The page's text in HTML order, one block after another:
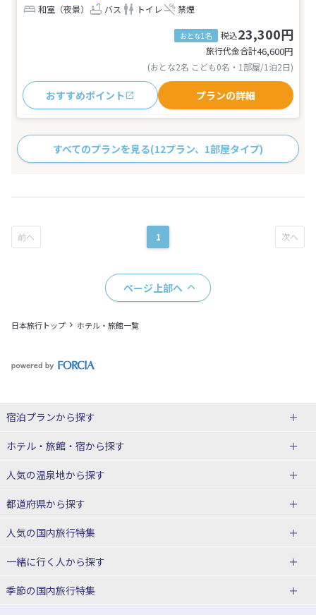
和室（夜景）
バス トイレ 禁煙
おとな1名 税込23,300円
旅行代金合計46,600円
(おとな2名 こども0名・1部屋/1泊2日)
おすすめポイント プランの詳細
すべてのプランを見る(12プラン、1部屋タイプ)
1
ページ上部へ
日本旅行トップ ホテル・旅館一覧
宿泊プランから探す
北海道
東北
青森県
宮城県
山形県
関東
ホテル・旅館・宿から探す
北海道ホテル・旅館
青森県ホテル・旅館
宮城県ホテル・旅館
山形県ホテル・旅館
人気の温泉地から探す
北海道
湯の川温泉(北海道)
十勝川温泉(北海道)
洞爺湖温泉(北海道)
都道府県から探す
北海道旅行・ツアー
東北
人気の国内旅行特集
東京ディズニーリゾート®への旅
ユニバーサル・スタジオ・ジャパ
一緒に行く人から探す
一人旅 国内版
季節の国内旅行特集